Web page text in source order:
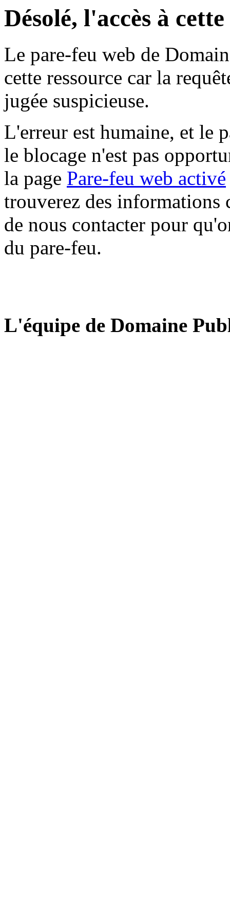
Désolé, l'accès à
Le pare-feu web de
cette ressource car la
jugée suspicieuse.
L'erreur est humaine, et le
le blocage n'est pas
la page Pare-feu web activé
trouverez des informations
de nous contacter pour
du pare-feu.
L'équipe de Domaine